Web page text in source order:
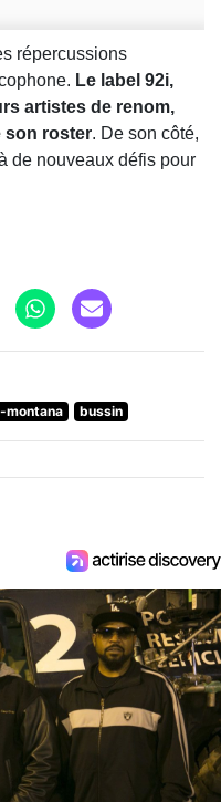
répercussions
Le label 92i,
artistes de renom,
son roster. De son côté,
de nouveaux défis pour
montana bussin